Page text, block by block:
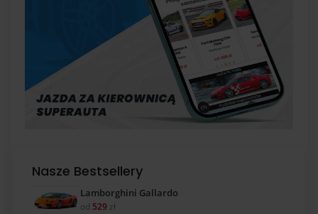
Nasze Bestsellery
Lamborghini Gallardo
od 529 zł